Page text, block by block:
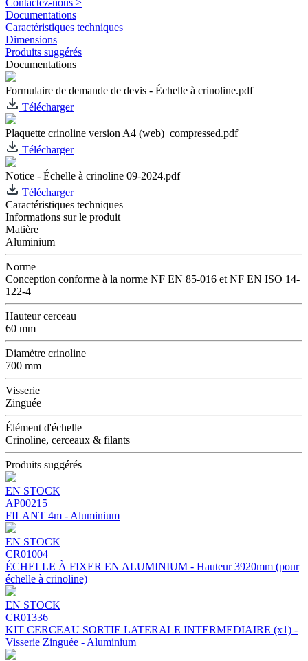
Documentations
Caractéristiques techniques
Dimensions
Produits suggérés
Documentations
Formulaire de demande de devis - Échelle à crinoline.pdf
Télécharger
Plaquette crinoline version A4 (web)_compressed.pdf
Télécharger
Notice - Échelle à crinoline 09-2024.pdf
Télécharger
Caractéristiques techniques
Informations sur le produit
Matière
Aluminium
Norme
Conception conforme à la norme NF EN 85-016 et NF EN ISO 14-
122-4
Hauteur cerceau
60 mm
Diamètre crinoline
700 mm
Visserie
Zinguée
Élément d'échelle
Crinoline, cerceaux & filants
Produits suggérés
EN STOCK
AP00215
FILANT 4m - Aluminium
EN STOCK
CR01004
ÉCHELLE À FIXER EN ALUMINIUM - Hauteur 3920mm (pour
échelle à crinoline)
EN STOCK
CR01336
KIT CERCEAU SORTIE LATERALE INTERMEDIAIRE (x1) -
Visserie Zinguée - Aluminium